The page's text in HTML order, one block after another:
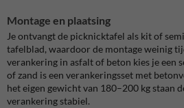
Montage en plaatsing
Je ontvangt de picknicktafel als kit of
tafelblad, waardoor de montage weinig
verankering in asfalt of beton kies je een
of zand is een verankeringsset met
het eigen gewicht van 180–200 kg staan
verankering stabiel.